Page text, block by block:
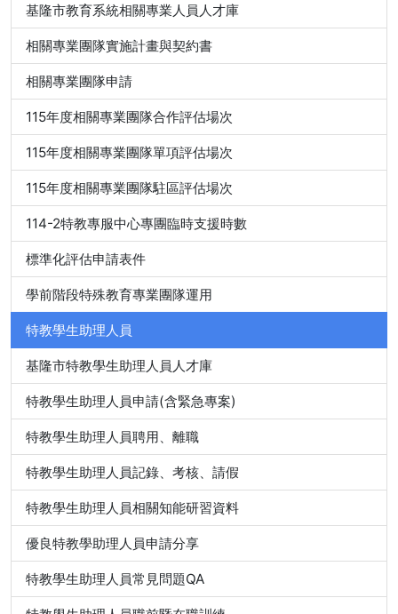
基隆市教育系統相關專業人員人才庫
相關專業團隊實施計畫與契約書
相關專業團隊申請
115年度相關專業團隊合作評估場次
115年度相關專業團隊單項評估場次
115年度相關專業團隊駐區評估場次
114-2特教專服中心專團臨時支援時數
標準化評估申請表件
學前階段特殊教育專業團隊運用
特教學生助理人員
基隆市特教學生助理人員人才庫
特教學生助理人員申請(含緊急專案)
特教學生助理人員聘用、離職
特教學生助理人員記錄、考核、請假
特教學生助理人員相關知能研習資料
優良特教學助理人員申請分享
特教學生助理人員常見問題QA